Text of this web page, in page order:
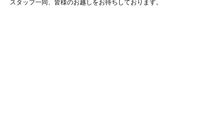
スタッフ一同、皆様のお越しをお待ちしております。